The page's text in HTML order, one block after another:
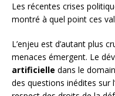
Les récentes crises
montré à quel point ces
L’enjeu est d’autant plus
menaces émergent. Le
artificielle dans le
des questions inédites sur